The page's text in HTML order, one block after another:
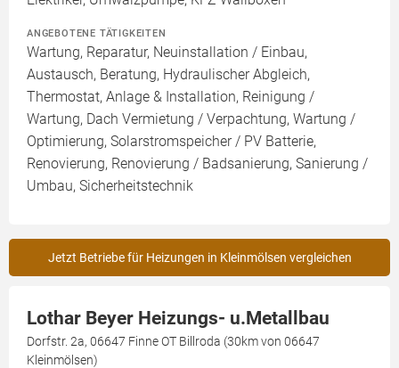
ANGEBOTENE TÄTIGKEITEN
Wartung, Reparatur, Neuinstallation / Einbau,
Austausch, Beratung, Hydraulischer Abgleich,
Thermostat, Anlage & Installation, Reinigung /
Wartung, Dach Vermietung / Verpachtung, Wartung /
Optimierung, Solarstromspeicher / PV Batterie,
Renovierung, Renovierung / Badsanierung, Sanierung /
Umbau, Sicherheitstechnik
Jetzt Betriebe für Heizungen in Kleinmölsen vergleichen
Lothar Beyer Heizungs- u.Metallbau
Dorfstr. 2a, 06647 Finne OT Billroda (30km von 06647
Kleinmölsen)